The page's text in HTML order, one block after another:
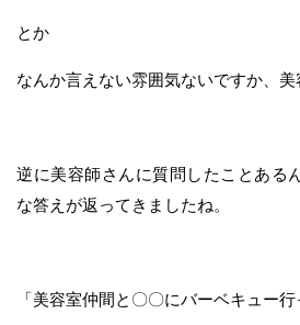
とか
なんか言えない雰囲気ないですか、美
逆に美容師さんに質問したことある
な答えが返ってきましたね。
「美容室仲間と〇〇にバーベキュー行